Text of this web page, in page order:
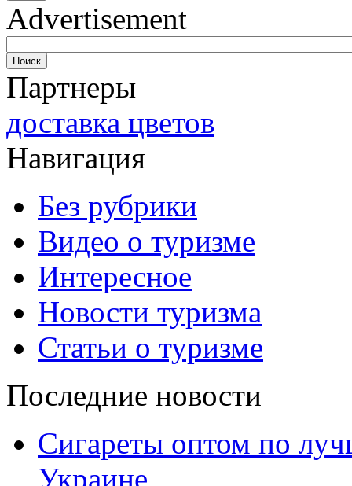
Advertisement
Партнеры
доставка цветов
Навигация
Без рубрики
Видео о туризме
Интересное
Новости туризма
Статьи о туризме
Последние новости
Сигареты оптом по
Украине